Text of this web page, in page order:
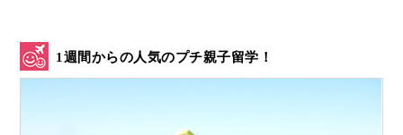
1週間からの人気のプチ親子留学！